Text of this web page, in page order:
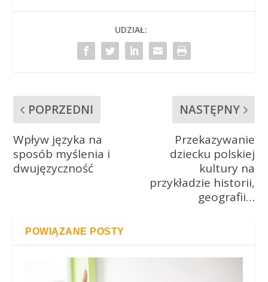
UDZIAŁ:
POPRZEDNI
Wpływ języka na
sposób myślenia i
dwujęzyczność
NASTĘPNY
Przekazywanie
dziecku polskiej
kultury na
przykładzie historii,
geografii…
POWIĄZANE POSTY